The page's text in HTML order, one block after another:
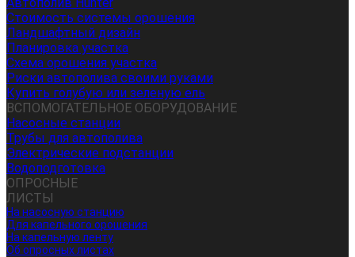
Стоимость системы орошения
Ландшафтный дизайн
Планировка участка
Схема орошения участка
Риски автополива своими руками
Купить голубую или зеленую ель
ВСПОМОГАТЕЛЬНОЕ ОБОРУДОВАНИЕ
Насосные станции
Трубы для автополива
Электрические подстанции
Водоподготовка
ОПРОСНЫЕ
ЛИСТЫ
На насосную станцию
Для капельного орошения
На капельную ленту
Об опросных листах